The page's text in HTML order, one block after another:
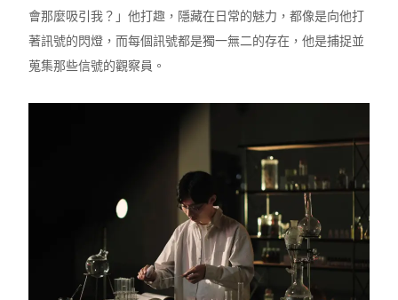
會那麼吸引我？」他打趣，隱藏在日常的魅力，都像是向他打
著訊號的閃燈，而每個訊號都是獨一無二的存在，他是捕捉並
蒐集那些信號的觀察員。